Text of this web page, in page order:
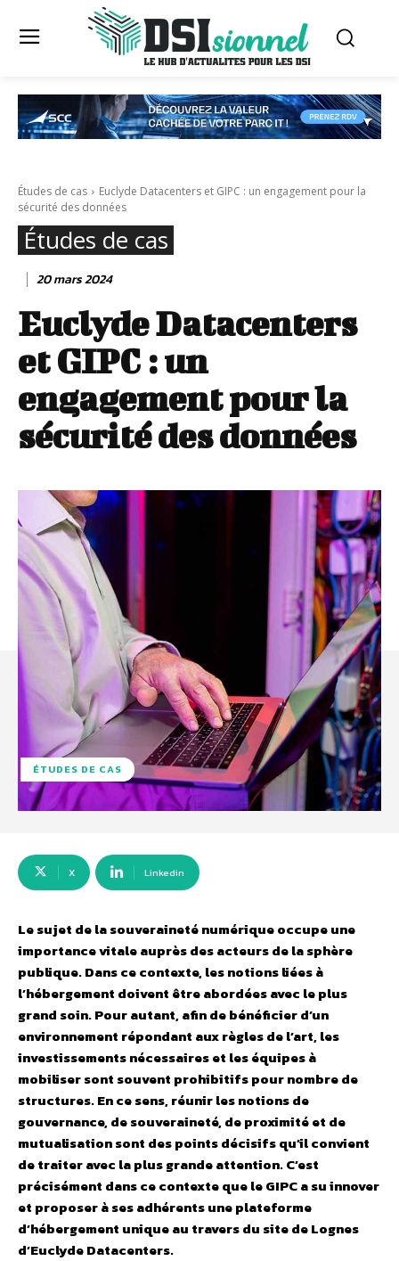
Études de cas
Euclyde Datacenters et GIPC : un engagement pour la
sécurité des données
Études de cas
20 mars 2024
Euclyde Datacenters
et GIPC : un
engagement pour la
sécurité des données
ÉTUDES DE CAS
X Linkedin
Le sujet de la souveraineté numérique occupe une
importance vitale auprès des acteurs de la sphère
publique. Dans ce contexte, les notions liées à
l’hébergement doivent être abordées avec le plus
grand soin. Pour autant, afin de bénéficier d’un
environnement répondant aux règles de l’art, les
investissements nécessaires et les équipes à
mobiliser sont souvent prohibitifs pour nombre de
structures. En ce sens, réunir les notions de
gouvernance, de souveraineté, de proximité et de
mutualisation sont des points décisifs qu’il convient
de traiter avec la plus grande attention. C’est
précisément dans ce contexte que le GIPC a su innover
et proposer à ses adhérents une plateforme
d’hébergement unique au travers du site de Lognes
d’Euclyde Datacenters.